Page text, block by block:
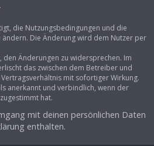
die Nutzungsbedingungen und die
ändern. Die Änderung wird dem Nutzer per
Änderungen zu widersprechen. Im
das zwischen dem Betreiber und
mit sofortiger Wirkung.
anerkannt und verbindlich, wenn der
hat.
mit deinen persönlichen Daten
enthalten.